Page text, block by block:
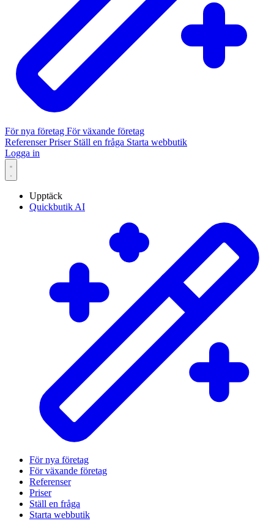
För nya företag För växande företag
ReferenserPriser Ställ en fråga Starta webbutik
Logga in
Upptäck
Quickbutik AI
För nya företag
För växande företag
Referenser
Priser
Ställ en fråga
Starta webbutik